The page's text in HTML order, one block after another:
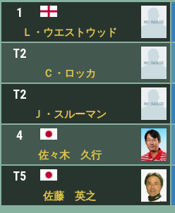
1
Ｌ・ウエストウッド
T2
Ｃ・ロッカ
T2
Ｊ・スルーマン
4
佐々木 久行
T5
佐藤 英之